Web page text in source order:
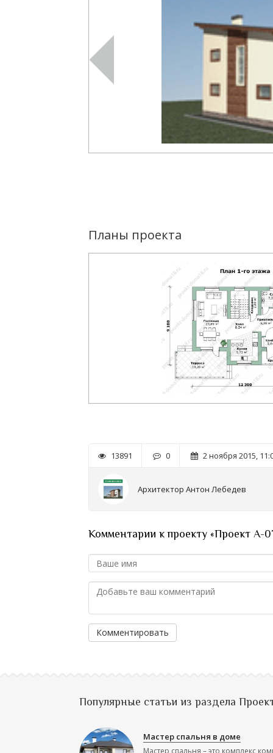
Планы проекта
13891 0 2 ноября 2015,
Архитектор Антон Лебедев
Комментарии к проекту «Проект А-
Комментировать
Популярные статьи из раздела
Мастер спальня в доме
Мастер спальня – это комплекс